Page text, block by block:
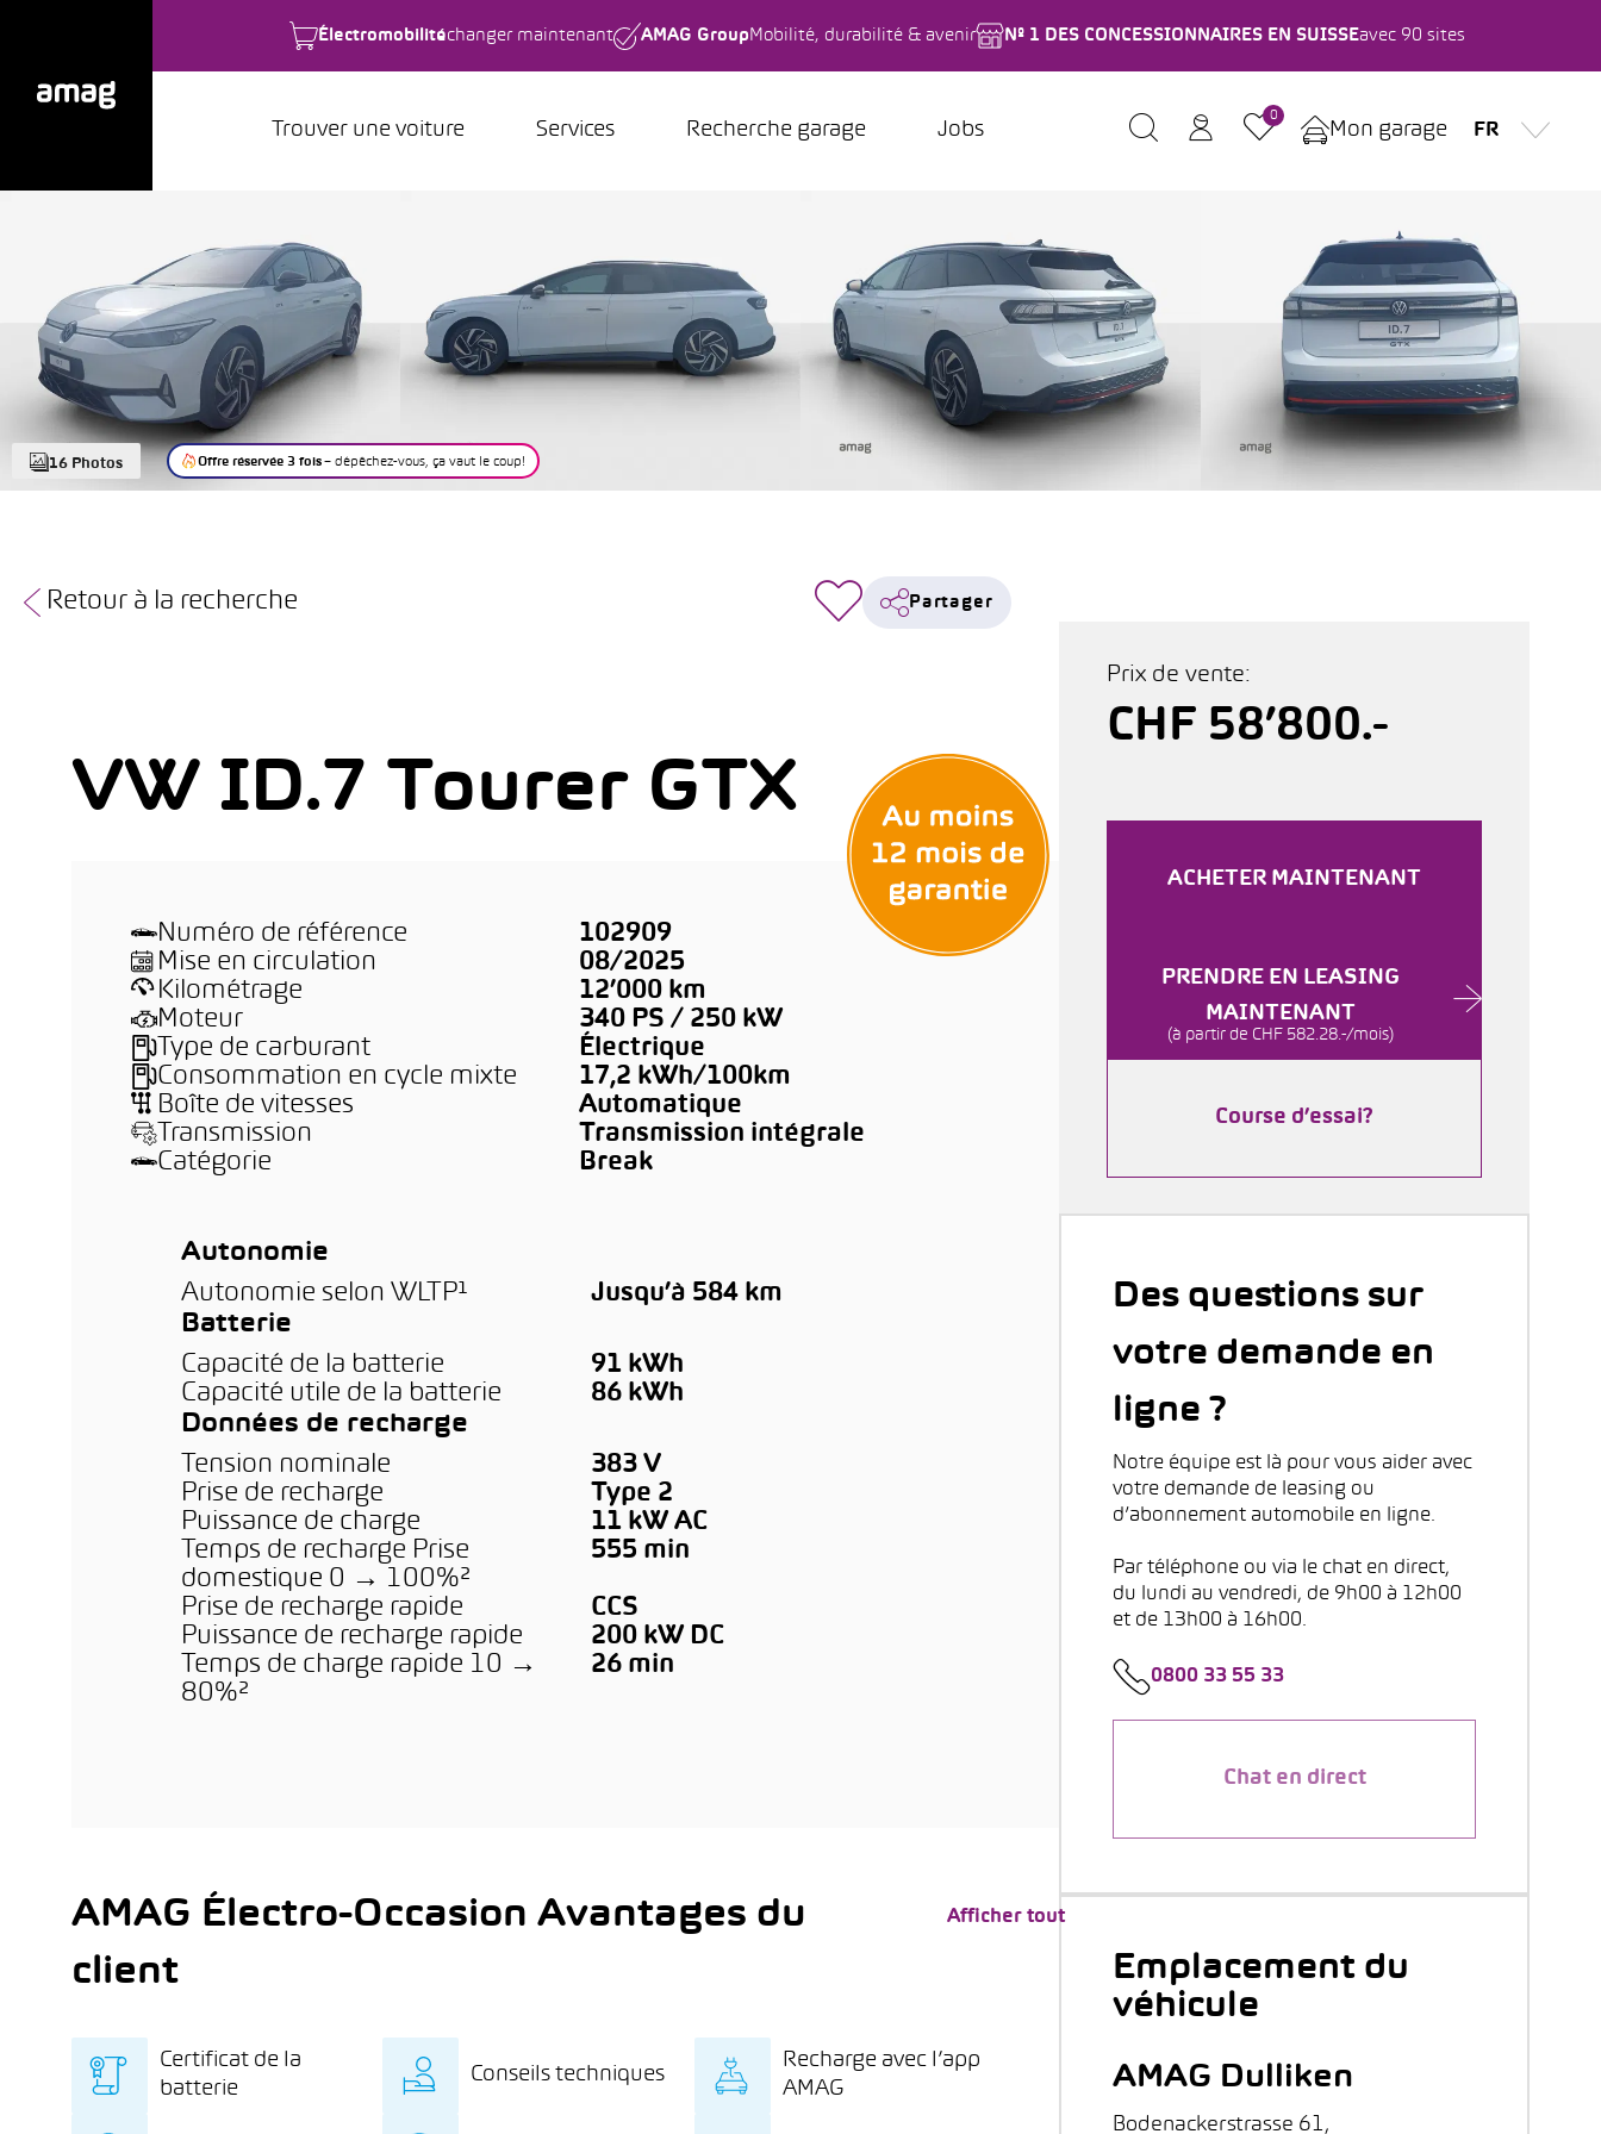
Électromobilitéchanger maintenant AMAG Group Mobilité, durabilité & avenir Nº 1 DES CONCESSIONNAIRES EN SUISSEavec 90 sites
Trouver une voiture Services Recherche garage Jobs
0
Mon garage FR
16 Photos Offre réservée 3 fois – dépêchez-vous, ça vaut le coup!
Retour à la recherche Partager
VW ID.7 Tourer GTX
Numéro de référence
102909
Mise en circulation
08/2025
Kilométrage
12’000 km
Moteur
340 PS / 250 kW
Type de carburant
Électrique
Consommation en cycle mixte
17,2 kWh/100km
Boîte de vitesses
Automatique
Transmission
Transmission intégrale
Catégorie
Break
Autonomie
Autonomie selon WLTP¹
Jusqu’à 584 km
Batterie
Capacité de la batterie
91 kWh
Capacité utile de la batterie
86 kWh
Données de recharge
Tension nominale
383 V
Prise de recharge
Type 2
Puissance de charge
11 kW AC
Temps de recharge Prise
domestique 0 → 100%²
555 min
Prise de recharge rapide
CCS
Puissance de recharge rapide
200 kW DC
Temps de charge rapide 10 →
80%²
26 min
AMAG Électro-Occasion Avantages du
client
Afficher tout
Certificat de la
batterie
Conseils techniques
Recharge avec l’app
AMAG
Prix de vente:
CHF 58’800.-
ACHETER MAINTENANT
PRENDRE EN LEASING
MAINTENANT
(à partir de CHF 582.28.-/mois)
Course d’essai?
Des questions sur
votre demande en
ligne ?
Notre équipe est là pour vous aider avec
votre demande de leasing ou
d’abonnement automobile en ligne.
Par téléphone ou via le chat en direct,
du lundi au vendredi, de 9h00 à 12h00
et de 13h00 à 16h00.
0800 33 55 33
Chat en direct
Emplacement du
véhicule
AMAG Dulliken
Bodenackerstrasse 61,